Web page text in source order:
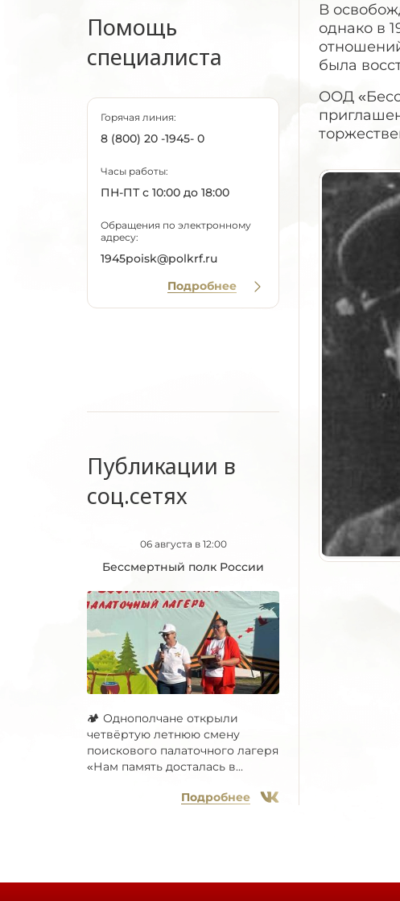
Помощь
специалиста
Горячая линия:
8 (800) 20 -1945- 0
Часы работы:
ПН-ПТ с 10:00 до 18:00
Обращения по электронному
адресу:
1945poisk@polkrf.ru
Подробнее
Публикации в
соц.сетях
06 августа в 12:00
Бессмертный полк России
🏕 Однополчане открыли
четвёртую летнюю смену
поискового палаточного лагеря
«Нам память досталась в...
Подробнее
В
однако в
была
ООД